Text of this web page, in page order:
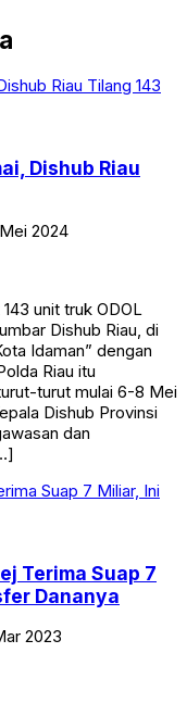
Dishub Riau
2024
unit truk ODOL
Dishub Riau, di
Idaman” dengan
Riau itu
turut mulai 6-8 Mei
Dishub Provinsi
dan
Terima Suap 7
Dananya
2023